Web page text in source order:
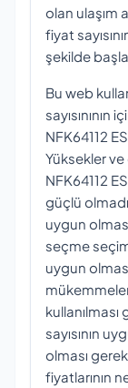
olan ulaşım
fiyat
şekilde
Bu web
sayısınının
NFK64112
Yüksekler
NFK64112
güçlü
uygun
seçme
uygun
sayısının
olması
fiyatlarının